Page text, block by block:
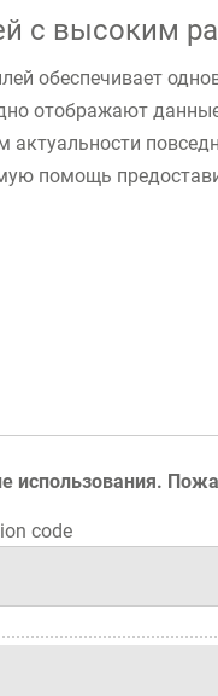
с высоким
обеспечивает
отображают
актуальности
помощь
использования.
code